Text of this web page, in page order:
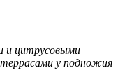
и цитрусовыми
у подножия